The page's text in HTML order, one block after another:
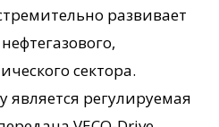
развивает
сектора.
регулируемая